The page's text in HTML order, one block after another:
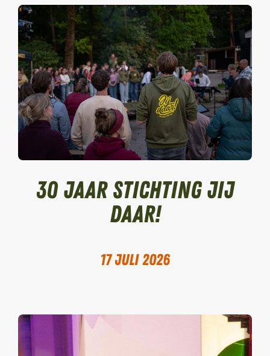
30 jaar Stichting Jij
daar!
17 juli 2026